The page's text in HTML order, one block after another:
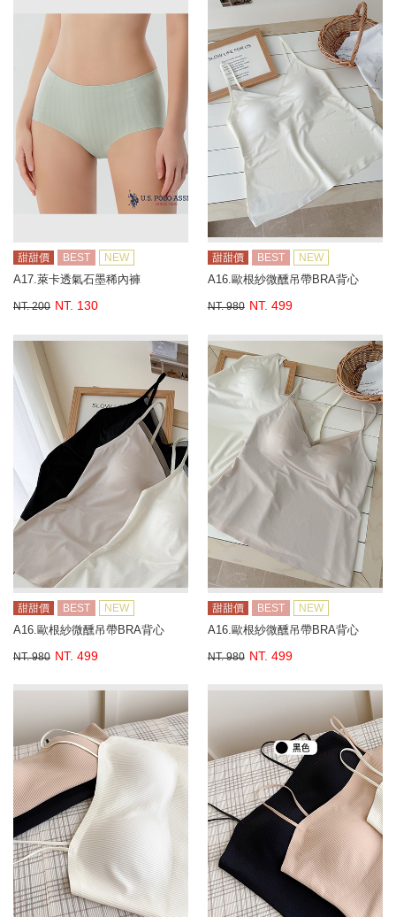
甜甜價 BEST NEW
A17.萊卡透氣石墨稀內褲
NT. 200 NT. 130
甜甜價 BEST NEW
A16.歐根紗微醺吊帶BRA背心
NT. 980 NT. 499
甜甜價 BEST NEW
A16.歐根紗微醺吊帶BRA背心
NT. 980 NT. 499
甜甜價 BEST NEW
A16.歐根紗微醺吊帶BRA背心
NT. 980 NT. 499